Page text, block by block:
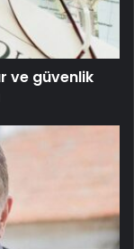
ve güvenlik